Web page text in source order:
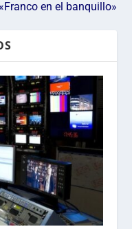
«Franco en el banquillo»